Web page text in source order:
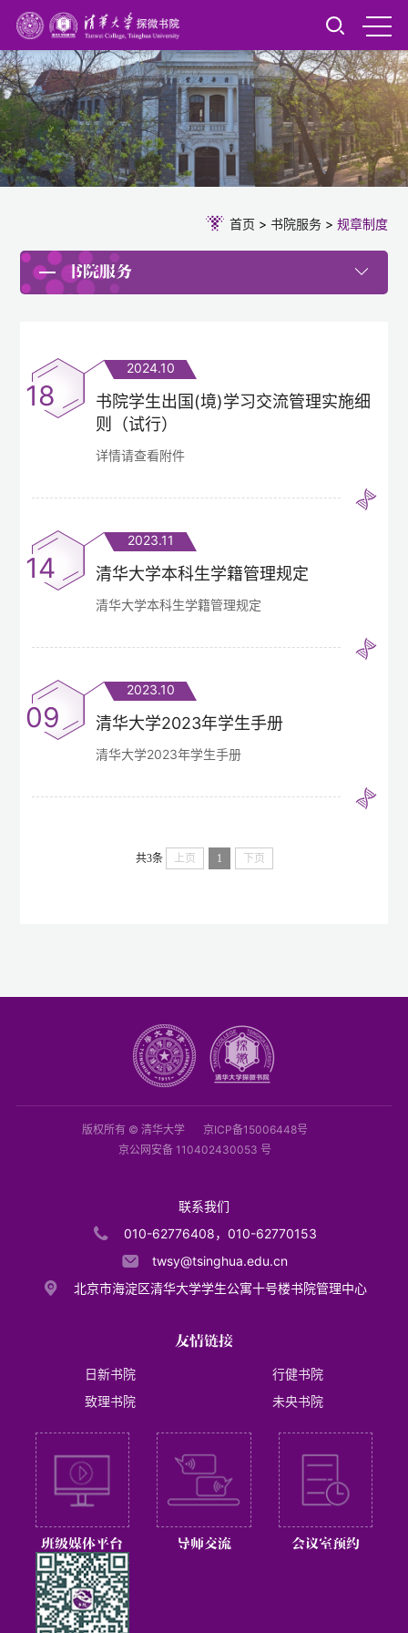
首页 > 书院服务> 规章制度
书院服务
2024.10
18
书院学生出国(境)学习交流管理实施细
则（试行）
详情请查看附件
2023.11
14 清华大学本科生学籍管理规定
清华大学本科生学籍管理规定
2023.10
09 清华大学2023年学生手册
清华大学2023年学生手册
共3条 上页 1 下页
版权所有 © 清华大学
京ICP备15006448号
京公网安备 110402430053 号
联系我们
010-62776408， 010-62770153
twsy@tsinghua.edu.cn
北京市海淀区清华大学学生公寓十号楼书院管理中心
友情链接
日新书院
行健书院
致理书院
未央书院
班级媒体平台 导师交流 会议室预约